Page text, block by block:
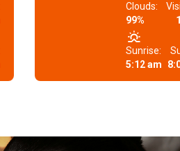
Clouds:
99%
Sunrise:
5:12 am